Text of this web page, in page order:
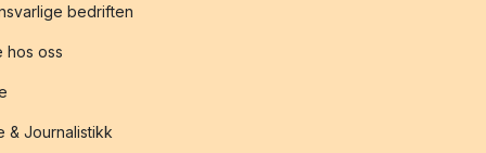
bedriften
hos oss
& Journalistikk